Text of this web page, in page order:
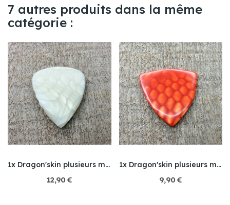
7 autres produits dans la même
catégorie :
1x Dragon'skin plusieurs modèles
12,90 €
1x Dragon'skin plusieurs modèles
9,90 €